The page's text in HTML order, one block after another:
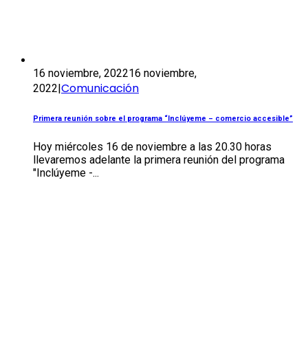
16 noviembre, 202216 noviembre,
2022|Comunicación
Primera reunión sobre el programa “Inclúyeme – comercio accesible”
Hoy miércoles 16 de noviembre a las 20.30 horas
llevaremos adelante la primera reunión del programa
"Inclúyeme -...